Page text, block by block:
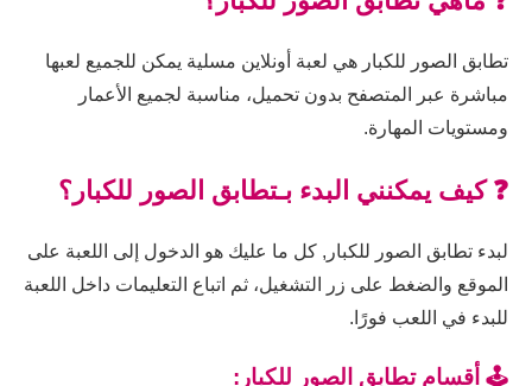
تطابق الصور للكبار هي لعبة أونلاين مسلية يمكن للجميع لعبها
مباشرة عبر المتصفح بدون تحميل، مناسبة لجميع الأعمار
ومستويات المهارة.
❓ كيف يمكنني البدء بـتطابق الصور للكبار؟
لبدء تطابق الصور للكبار, كل ما عليك هو الدخول إلى اللعبة على
الموقع والضغط على زر التشغيل، ثم اتباع التعليمات داخل اللعبة
للبدء في اللعب فورًا.
🕹️ أقسام تطابق الصور للكبار: